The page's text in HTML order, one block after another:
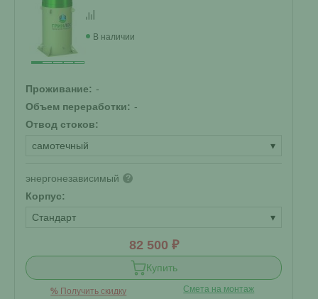
В наличии
Проживание: -
Объем переработки: -
Отвод стоков:
самотечный
▾
энергонезависимый ?
Корпус:
Стандарт
▾
82 500 ₽
Купить
% Получить скидку Смета на монтаж